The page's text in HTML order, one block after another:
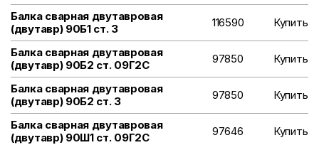
Балка сварная двутавровая
(двутавр) 90Б1 ст. 3
116590 Купить
Балка сварная двутавровая
(двутавр) 90Б2 ст. 09Г2С
97850 Купить
Балка сварная двутавровая
(двутавр) 90Б2 ст. 3
97850 Купить
Балка сварная двутавровая
(двутавр) 90Ш1 ст. 09Г2С
97646 Купить